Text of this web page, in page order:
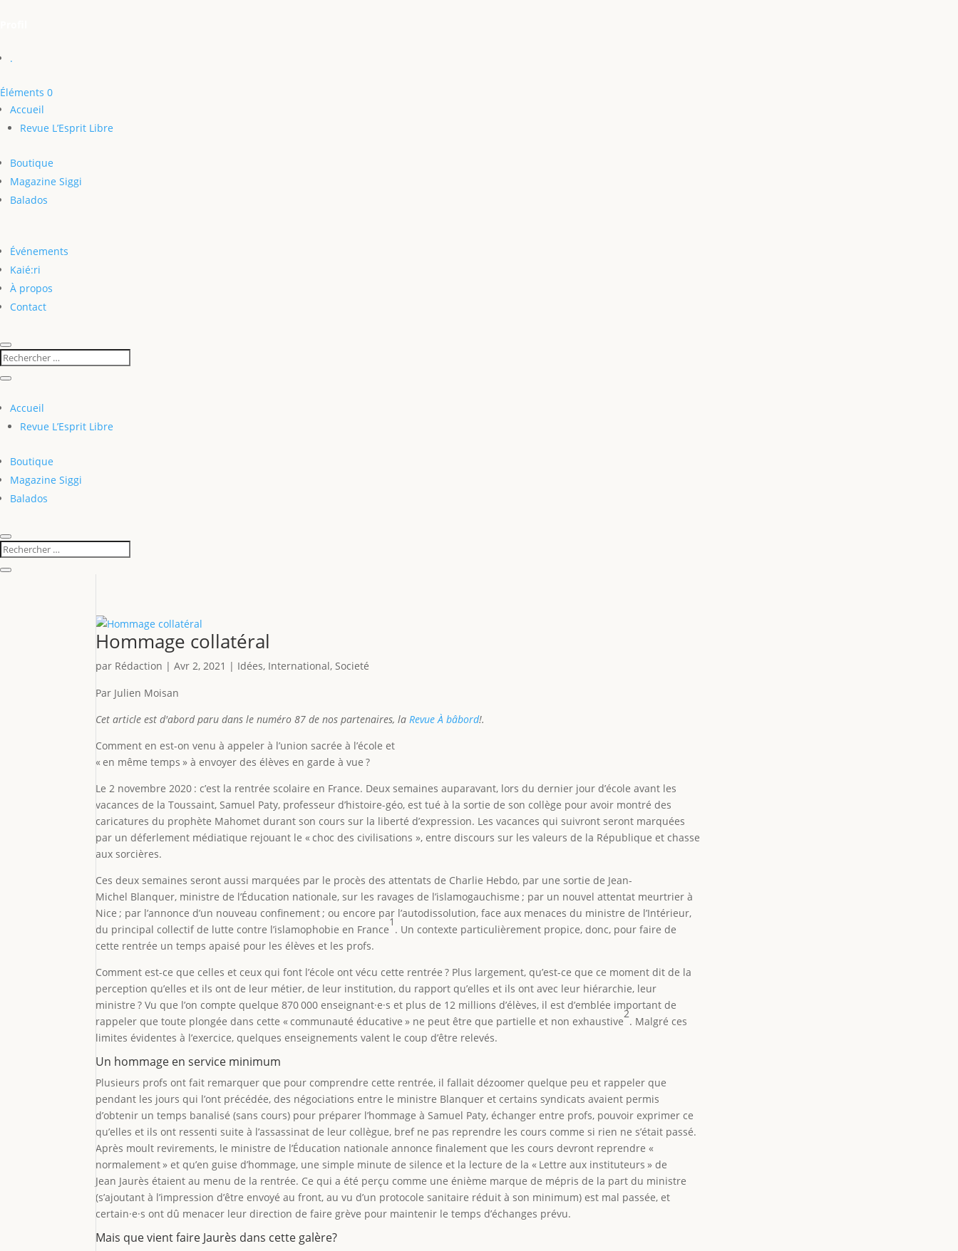
.
Éléments 0
Accueil
Revue L’Esprit Libre
Boutique
Magazine Siggi
Balados
Événements
Kaié:ri
À propos
Contact
Accueil
Revue L’Esprit Libre
Boutique
Magazine Siggi
Balados
Hommage collatéral
par Rédaction |Avr 2, 2021 | Idées, International,Societé
Par Julien Moisan
Cet article est d'abord paru dans le numéro 87 de nos partenaires, laRevue À bâbord!.
Comment en est-on venu à appeler à l’union sacrée à l’école et
« en même temps » à envoyer des élèves en garde à vue ?
Le 2 novembre 2020 : c’est la rentrée scolaire en France. Deux semaines auparavant, lors du dernier jour d’école avant les
vacances de la Toussaint, Samuel Paty, professeur d’histoire-géo, est tué à la sortie de son collège pour avoir montré des
caricatures du prophète Mahomet durant son cours sur la liberté d’expression. Les vacances qui suivront seront marquées
par un déferlement médiatique rejouant le « choc des civilisations », entre discours sur les valeurs de la République et chasse
aux sorcières.
Ces deux semaines seront aussi marquées par le procès des attentats de Charlie Hebdo, par une sortie de Jean-
Michel Blanquer, ministre de l’Éducation nationale, sur les ravages de l’islamogauchisme ; par un nouvel attentat meurtrier à
Nice ; par l’annonce d’un nouveau confinement ; ou encore par l’autodissolution, face aux menaces du ministre de l’Intérieur,
du principal collectif de lutte contre l’islamophobie en France
1
. Un contexte particulièrement propice, donc, pour faire de
cette rentrée un temps apaisé pour les élèves et les profs.
Comment est-ce que celles et ceux qui font l’école ont vécu cette rentrée ? Plus largement, qu’est-ce que ce moment dit de la
perception qu’elles et ils ont de leur métier, de leur institution, du rapport qu’elles et ils ont avec leur hiérarchie, leur
ministre ? Vu que l’on compte quelque 870 000 enseignant·e·s et plus de 12 millions d’élèves, il est d’emblée important de
rappeler que toute plongée dans cette « communauté éducative » ne peut être que partielle et non exhaustive
2
. Malgré ces
limites évidentes à l’exercice, quelques enseignements valent le coup d’être relevés.
Un hommage en service minimum
Plusieurs profs ont fait remarquer que pour comprendre cette rentrée, il fallait dézoomer quelque peu et rappeler que
pendant les jours qui l’ont précédée, des négociations entre le ministre Blanquer et certains syndicats avaient permis
d’obtenir un temps banalisé (sans cours) pour préparer l’hommage à Samuel Paty, échanger entre profs, pouvoir exprimer ce
qu’elles et ils ont ressenti suite à l’assassinat de leur collègue, bref ne pas reprendre les cours comme si rien ne s’était passé.
Après moult revirements, le ministre de l’Éducation nationale annonce finalement que les cours devront reprendre «
normalement » et qu’en guise d’hommage, une simple minute de silence et la lecture de la « Lettre aux instituteurs » de
Jean Jaurès étaient au menu de la rentrée. Ce qui a été perçu comme une énième marque de mépris de la part du ministre
(s’ajoutant à l’impression d’être envoyé au front, au vu d’un protocole sanitaire réduit à son minimum) est mal passée, et
certain·e·s ont dû menacer leur direction de faire grève pour maintenir le temps d’échanges prévu.
Mais que vient faire Jaurès dans cette galère?